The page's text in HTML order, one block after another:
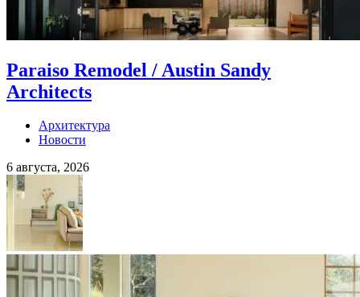
Paraiso Remodel / Austin Sandy
Architects
Архитектура
Новости
6 августа, 2026